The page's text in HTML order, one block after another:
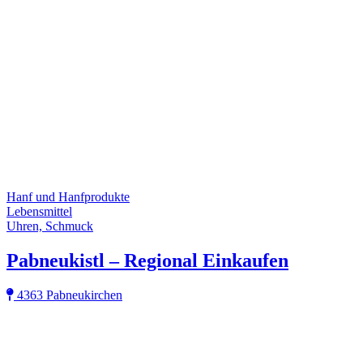
Hanf und Hanfprodukte
Lebensmittel
Uhren, Schmuck
Pabneukistl – Regional Einkaufen
4363 Pabneukirchen